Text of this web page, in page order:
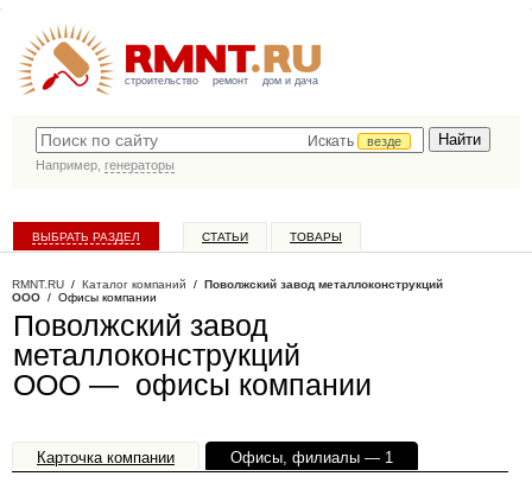
строительство ремонт дом и дача
Искать
везде
Например, генераторы
ВЫБРАТЬ РАЗДЕЛ СТАТЬИ ТОВАРЫ
RMNT.RU / Каталог компаний / Поволжский завод металлоконструкций
ООО / Офисы компании
Поволжский завод
металлоконструкций
ООО — офисы компании
Карточка компании Офисы, филиалы — 1